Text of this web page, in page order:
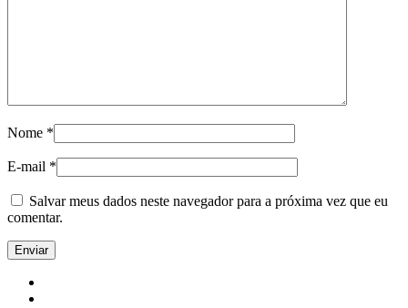
Nome *
E-mail *
Salvar meus dados neste navegador para a próxima vez que eu
comentar.